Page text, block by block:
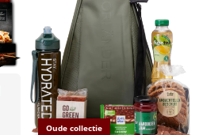
Oude collectie